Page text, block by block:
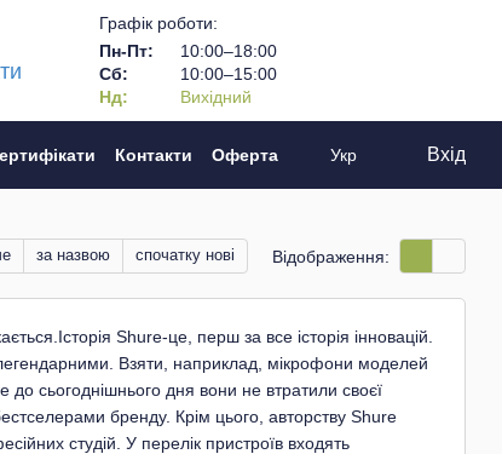
Графік роботи:
Пн-Пт:
10:00–18:00
Сб:
10:00–15:00
Нд:
Вихідний
Контакти
Оферта
Укр Вхід
за назвою спочатку нові Відображення:
Shure-це, перш за все історія інновацій.
Взяти, наприклад, мікрофони моделей
до сьогоднішнього дня вони не втратили своєї
бренду. Крім цього, авторству Shure
студій. У перелік пристроїв входять